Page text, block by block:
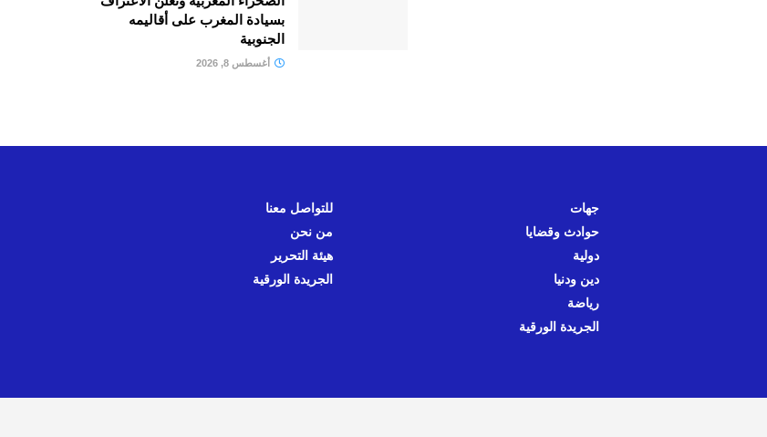
بسيادة المغرب على أقاليمه
الجنوبية
أغسطس 8, 2026
جهات
حوادث وقضايا
دولية
دين ودنيا
رياضة
الجريدة الورقية
للتواصل معنا
من نحن
هيئة التحرير
الجريدة الورقية